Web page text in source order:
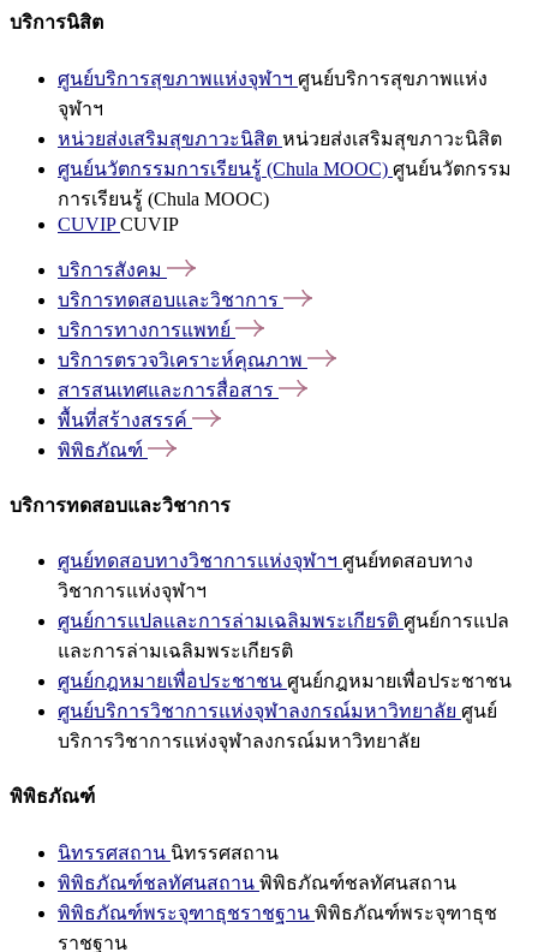
บริการนิสิต
ศูนย์บริการสุขภาพแห่งจุฬาฯ ศูนย์บริการสุขภาพแห่ง
จุฬาฯ
หน่วยส่งเสริมสุขภาวะนิสิต หน่วยส่งเสริมสุขภาวะนิสิต
ศูนย์นวัตกรรมการเรียนรู้ (Chula MOOC) ศูนย์นวัตกรรม
การเรียนรู้ (Chula MOOC)
CUVIPCUVIP
บริการสังคม
บริการทดสอบและวิชาการ
บริการทางการแพทย์
บริการตรวจวิเคราะห์คุณภาพ
สารสนเทศและการสื่อสาร
พื้นที่สร้างสรรค์
พิพิธภัณฑ์
บริการทดสอบและวิชาการ
ศูนย์ทดสอบทางวิชาการแห่งจุฬาฯ ศูนย์ทดสอบทาง
วิชาการแห่งจุฬาฯ
ศูนย์การแปลและการล่ามเฉลิมพระเกียรติ ศูนย์การแปล
และการล่ามเฉลิมพระเกียรติ
ศูนย์กฎหมายเพื่อประชาชน ศูนย์กฎหมายเพื่อประชาชน
ศูนย์บริการวิชาการแห่งจุฬาลงกรณ์มหาวิทยาลัย ศูนย์
บริการวิชาการแห่งจุฬาลงกรณ์มหาวิทยาลัย
พิพิธภัณฑ์
นิทรรศสถาน นิทรรศสถาน
พิพิธภัณฑ์ชลทัศนสถาน พิพิธภัณฑ์ชลทัศนสถาน
พิพิธภัณฑ์พระจุฑาธุชราชฐาน พิพิธภัณฑ์พระจุฑาธุช
ราชฐาน